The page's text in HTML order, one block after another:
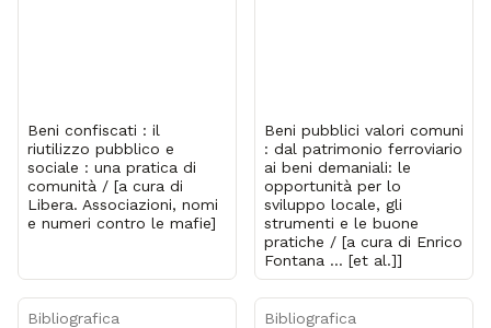
Beni confiscati : il
riutilizzo pubblico e
sociale : una pratica di
comunità / [a cura di
Libera. Associazioni, nomi
e numeri contro le mafie]
Beni pubblici valori comuni
: dal patrimonio ferroviario
ai beni demaniali: le
opportunità per lo
sviluppo locale, gli
strumenti e le buone
pratiche / [a cura di Enrico
Fontana ... [et al.]]
Bibliografica Bibliografica